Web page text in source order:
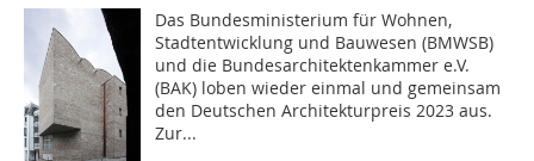
Das Bundesministerium für Wohnen,
Stadtentwicklung und Bauwesen (BMWSB)
und die Bundesarchitektenkammer e.V.
(BAK) loben wieder einmal und gemeinsam
den Deutschen Architekturpreis 2023 aus.
Zur...